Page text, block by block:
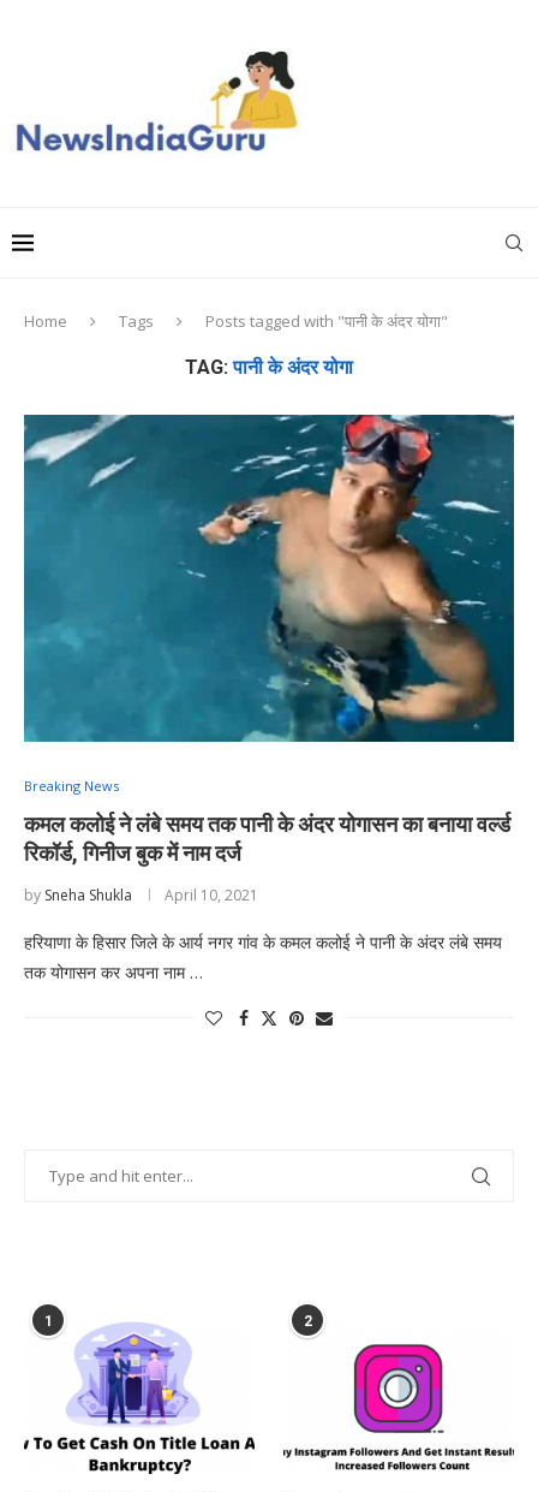
Home Tags Posts tagged with "पानी के अंदर योगा"
TAG:पानी के अंदर योगा
Breaking News
कमल कलोई ने लंबे समय तक पानी के अंदर योगासन का बनाया वर्ल्ड
रिकॉर्ड, गिनीज बुक में नाम दर्ज
by Sneha Shukla April 10, 2021
हरियाणा के हिसार जिले के आर्य नगर गांव के कमल कलोई ने पानी के अंदर लंबे समय
तक योगासन कर अपना नाम …
1 2